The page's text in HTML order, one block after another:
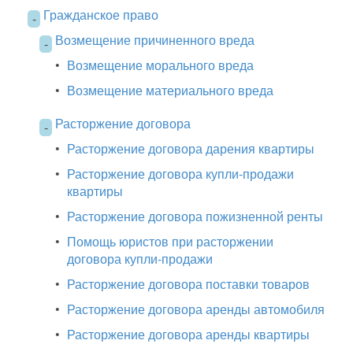
- Гражданское право
- Возмещение причиненного вреда
• Возмещение морального вреда
• Возмещение материального вреда
- Расторжение договора
• Расторжение договора дарения квартиры
• Расторжение договора купли-продажи
квартиры
• Расторжение договора пожизненной ренты
• Помощь юристов при расторжении
договора купли-продажи
• Расторжение договора поставки товаров
• Расторжение договора аренды автомобиля
• Расторжение договора аренды квартиры